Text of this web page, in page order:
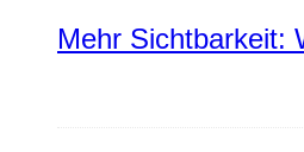
Mehr Sichtbarkeit: